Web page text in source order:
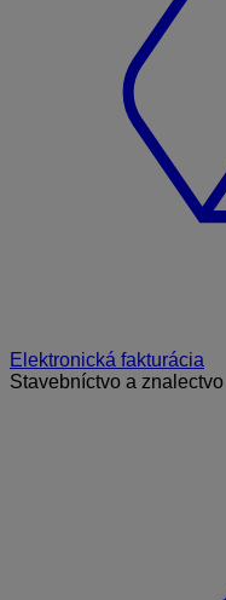
Elektronická fakturácia
Stavebníctvo a znalectvo